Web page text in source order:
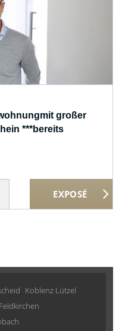
großer
***bereits
Koblenz Lützel